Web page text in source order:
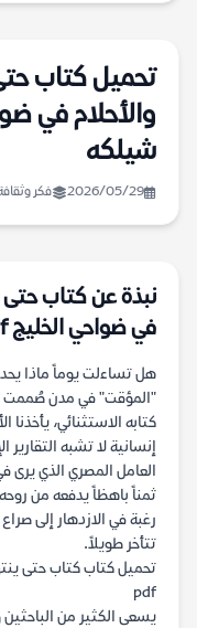
تحميل كتاب
والأحلام في
شيلكه
2026/05/29 فكر
نبذة عن كتاب حتى
في ضواحي الخليج pdf
هل تساءلت يوماً ماذا
"المؤقت" في مدن صُممت
كتابه الاستثنائي،
إنسانية لا تشبه
العامل المصري الذي يرى
ثمناً باهظاً يدفعه من
رغبة في الازدهار إلى
تتأخر طويلاً.
تحميل كتاب كتاب حتى
pdf
يسعى الكثير من الباحثين